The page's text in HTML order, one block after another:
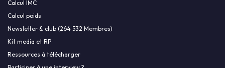
Calcul IMC
Calcul poids
Newsletter & club (264 532 Membres)
Kit media et RP
Ressources à télécharger